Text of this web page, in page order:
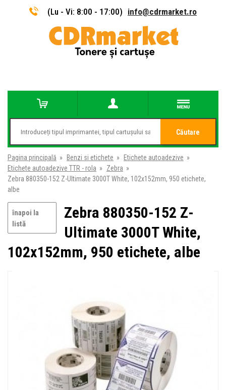
(Lu - Vi: 8:00 - 17:00) info@cdrmarket.ro
Căutare
Pagina principală » Benzi si etichete » Etichete autoadezive »
Etichete autoadezive TTR - rola » Zebra »
Zebra 880350-152 Z-Ultimate 3000T White, 102x152mm, 950 etichete,
albe
înapoi la
listă
Zebra 880350-152 Z-
Ultimate 3000T White,
102x152mm, 950 etichete, albe